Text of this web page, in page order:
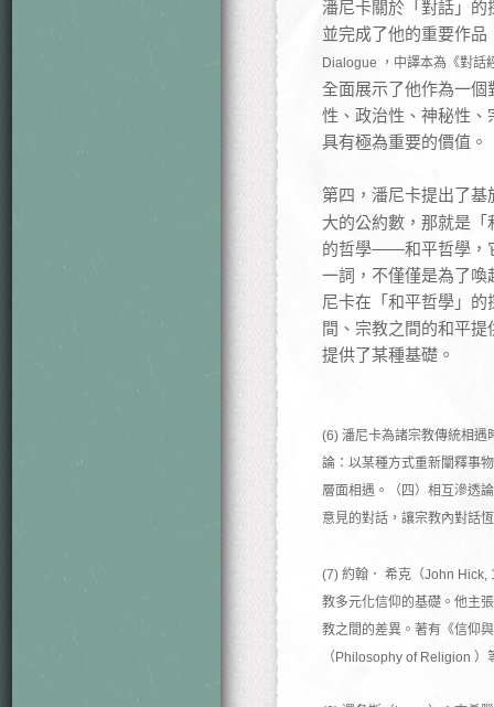
潘尼卡關於「對話」
並完成了他的重要作
Dialogue ，中譯本為《對話
全面展示了他作為一
性、政治性、神秘性
具有極為重要的價值。
第四，潘尼卡提出了
大的公約數，那就是
的哲學——和平哲學，
一詞，不僅僅是為了
尼卡在「和平哲學」
間、宗教之間的和平
提供了某種基礎。
(6) 潘尼卡為諸宗教傳統相遇
論：以某種方式重新闡釋事
層面相遇。（四）相互滲透
意見的對話，讓宗教內對話
(7) 約翰． 希克（John Hick,
教多元化信仰的基礎。他主
教之間的差異。著有《信仰
（Philosophy of Religion ）